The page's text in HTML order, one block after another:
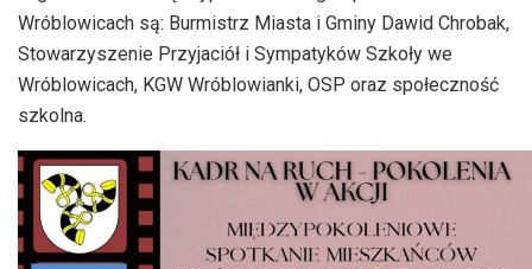
Wróblowicach są: Burmistrz Miasta i Gminy Dawid Chrobak,
Stowarzyszenie Przyjaciół i Sympatyków Szkoły we
Wróblowicach, KGW Wróblowianki, OSP oraz społeczność
szkolna.